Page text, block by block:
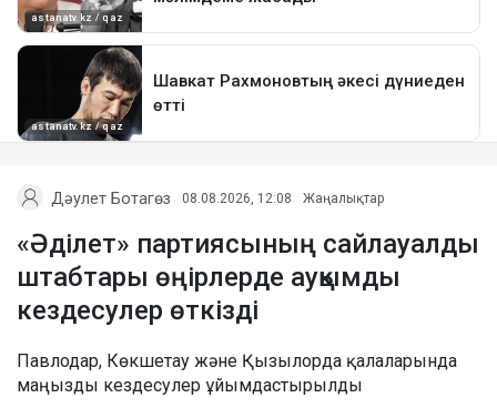
Дәулет Ботагөз 08.08.2026, 12:08 Жаңалықтар
«Әділет» партиясының сайлауалды
штабтары өңірлерде ауқымды
кездесулер өткізді
Павлодар, Көкшетау және Қызылорда қалаларында
маңызды кездесулер ұйымдастырылды